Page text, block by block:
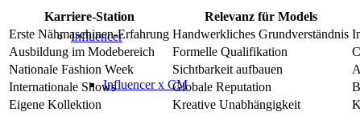
Influencer
Influencer x CM
Karriere-Station Relevanz für Models
Erste Nähmaschinen-Erfahrung Handwerkliches Grundverständnis
Ausbildung im Modebereich
Formelle Qualifikation
Nationale Fashion Week
Sichtbarkeit aufbauen
Internationale Shows
Globale Reputation
Eigene Kollektion
Kreative Unabhängigkeit